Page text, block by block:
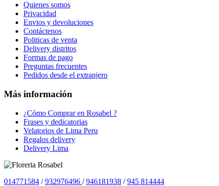
Quienes somos
Privacidad
Envios y devoluciones
Contáctenos
Politicas de venta
Delivery distritos
Formas de pago
Preguntas frecuentes
Pedidos desde el extranjero
Más información
¿Cómo Comprar en Rosabel ?
Frases y dedicatorias
Velatorios de Lima Peru
Regalos delivery
Delivery Lima
014771584 /932976496 /946181938 /945 814444